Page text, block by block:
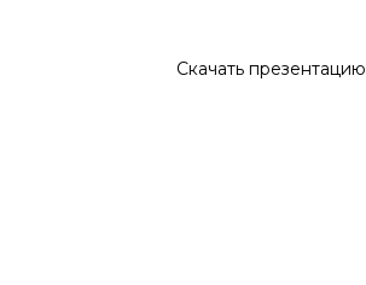
Скачать презентацию